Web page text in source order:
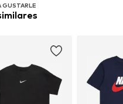
GUSTARLE